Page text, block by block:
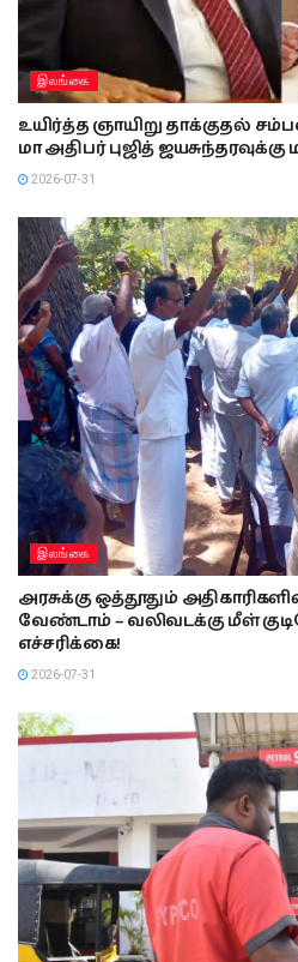
இலங்கை
உயிர்த்த ஞாயிறு தாக்குதல்
மா அதிபர் புஜித்
2026-07-31
இலங்கை
அரசுக்கு ஒத்தூதும்
வேண்டாம் – வலிவடக்கு மீள்
எச்சரிக்கை!
2026-07-31